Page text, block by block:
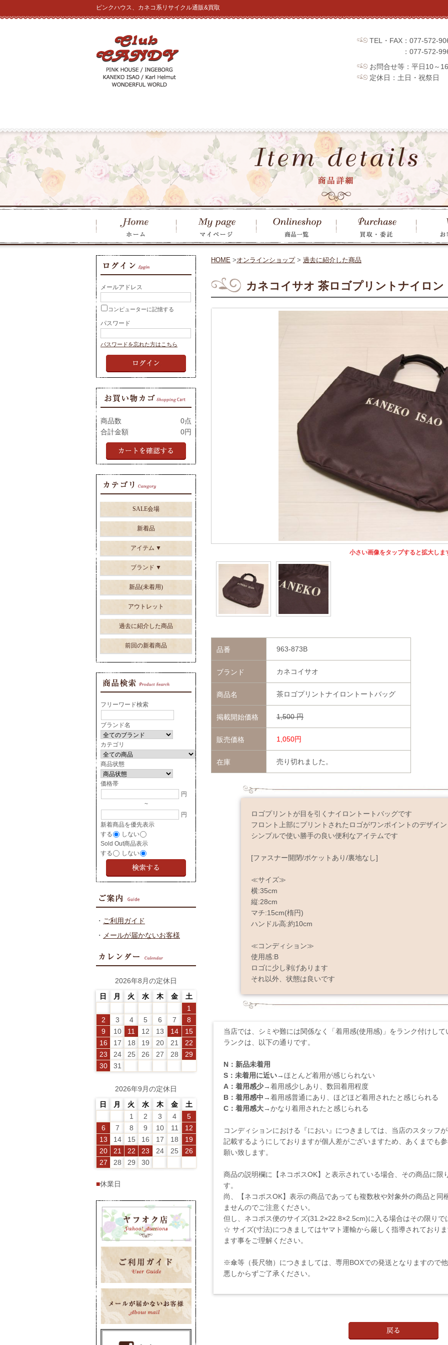
ピンクハウス、カネコ系リサイクル通販&買取
TEL・FAX：077-572-
：077-572-
お問合せ等：平日10～
定休日：土日・祝祭日
HOME >オンラインショップ> 過去に紹介した商品
カネコイサオ 茶ロゴプリントナイロン
小さい画像をタップすると拡大しま
品番 963-873B
ブランド カネコイサオ
商品名 茶ロゴプリントナイロントートバッグ
掲載開始価格 1,500 円
販売価格 1,050円
在庫 売り切れました。
ロゴプリントが目を引くナイロントートバッグです
フロント上部にプリントされたロゴがワンポイントのデザイン
シンプルで使い勝手の良い便利なアイテムです
[ファスナー開閉/ポケットあり/裏地なし]
≪サイズ≫
横:35cm
縦:28cm
マチ:15cm(楕円)
ハンドル高:約10cm
≪コンディション≫
使用感:B
ロゴに少し剥げあります
それ以外、状態は良いです
当店では、シミや難には関係なく「着用感(使用感)」をランク付けして
ランクは、以下の通りです。
N：新品未着用
S：未着用に近い→ほとんど着用が感じられない
A：着用感少→着用感少しあり、数回着用程度
B：着用感中→着用感普通にあり、ほどほど着用されたと感じられる
C：着用感大→かなり着用されたと感じられる
コンディションにおける『におい』につきましては、当店のスタッフ
記載するようにしておりますが個人差がございますため、あくまでも
願い致します。
商品の説明欄に【ネコポスOK】と表示されている場合、その商品に限
す。
尚、【ネコポスOK】表示の商品であっても複数枚や対象外の商品と同
ませんのでご注意ください。
但し、ネコポス便のサイズ(31.2×22.8×2.5cm)に入る場合はその限りで
☆ サイズ(寸法)につきましてはヤマト運輸から厳しく指導されており
ます事をご理解ください。
※傘等（長尺物）につきましては、専用BOXでの発送となりますので
悪しからずご了承ください。
メールアドレス
コンピューターに記憶する
パスワード
パスワードを忘れた方はこちら
商品数
0点
合計金額
0円
SALE会場
新着品
アイテム
ブランド
新品(未着用)
アウトレット
過去に紹介した商品
前回の新着商品
フリーワード検索
ブランド名
カテゴリ
商品状態
価格帯
円
~
円
新着商品を優先表示
する
しない
Sold Out商品表示
する
しない
・ ご利用ガイド
・ メールが届かないお客様
2026年8月の定休日
日
月 火 水 木 金
土
1
2
3 4 5 6 7
8
9
10 11 12 13 14
15
16
17 18 19 20 21
22
23
24 25 26 27 28
29
30
31
2026年9月の定休日
日
月 火 水 木 金
土
1
2 3 4
5
6
7 8 9 10 11
12
13
14 15 16 17 18
19
20
21 22 23 24 25
26
27
28 29 30
■休業日